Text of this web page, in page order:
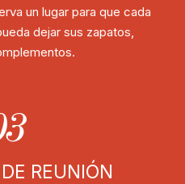
un lugar para que cada
dejar sus zapatos,
REUNIÓN